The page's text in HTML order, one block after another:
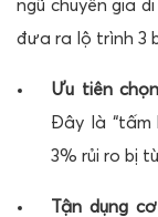
ngũ chuyên gia
đưa ra lộ trình 3
Ưu tiên
Đây là “tấm
3% rủi ro bị
Tận dụng